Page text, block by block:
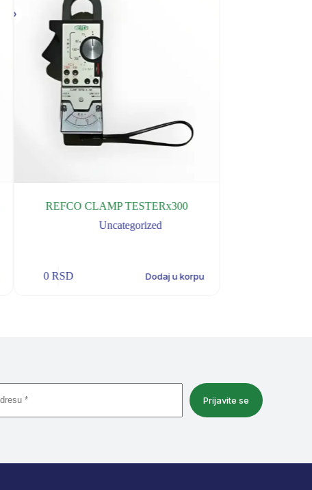
REFCO CLAMP TESTERx300
Uncategorized
0 RSD Dodaj u korpu
Prijavite se